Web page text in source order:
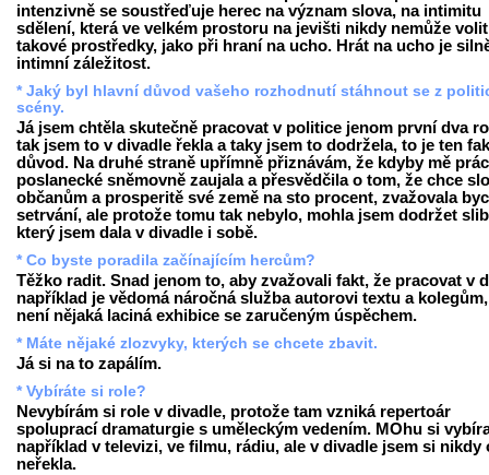
intenzivně se soustřeďuje herec na význam slova, na intimitu
sdělení, která ve velkém prostoru na jevišti nikdy nemůže volit
takové prostředky, jako při hraní na ucho. Hrát na ucho je
intimní záležitost.
* Jaký byl hlavní důvod vašeho rozhodnutí stáhnout se z
scény.
Já jsem chtěla skutečně pracovat v politice jenom první dva
tak jsem to v divadle řekla a taky jsem to dodržela, to je ten
důvod. Na druhé straně upřímně přiznávám, že kdyby mě
poslanecké sněmovně zaujala a přesvědčila o tom, že chce
občanům a prosperitě své země na sto procent, zvažovala
setrvání, ale protože tomu tak nebylo, mohla jsem dodržet
který jsem dala v divadle i sobě.
* Co byste poradila začínajícím hercům?
Těžko radit. Snad jenom to, aby zvažovali fakt, že pracovat v
například je vědomá náročná služba autorovi textu a
není nějaká laciná exhibice se zaručeným úspěchem.
* Máte nějaké zlozvyky, kterých se chcete zbavit.
Já si na to zapálím.
* Vybíráte si role?
Nevybírám si role v divadle, protože tam vzniká repertoár
spoluprací dramaturgie s uměleckým vedením. MOhu si
například v televizi, ve filmu, rádiu, ale v divadle jsem si nikdy
neřekla.